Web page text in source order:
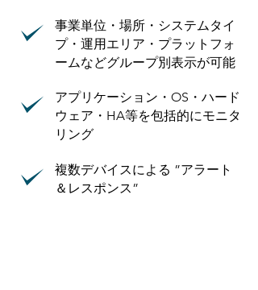
事業単位・場所・システムタイ
プ・運用エリア・プラットフォ
ームなどグループ別表示が可能
アプリケーション・OS・ハード
ウェア・HA等を包括的にモニタ
リング
複数デバイスによる ”アラート
＆レスポンス”